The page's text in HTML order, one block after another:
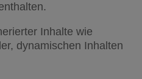
Inhalte wie
dynamischen Inhalten